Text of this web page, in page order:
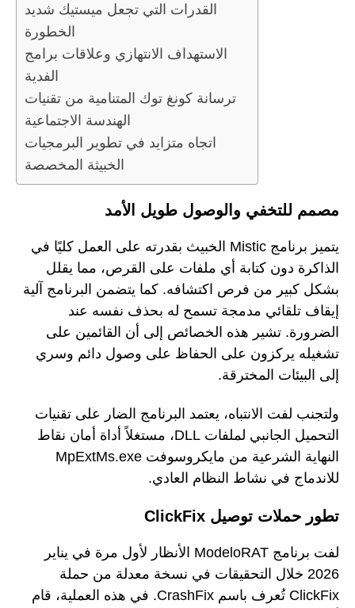
القدرات التي تجعل ميستيك شديد
الخطورة
الاستهداف الانتهازي وعلاقات برامج
الفدية
ترسانة كونغ توك المتنامية من تقنيات
الهندسة الاجتماعية
اتجاه متزايد في تطوير البرمجيات
الخبيثة المخصصة
مصمم للتخفي والوصول طويل الأمد
يتميز برنامج Mistic الخبيث بقدرته على العمل كليًا في
الذاكرة دون كتابة أي ملفات على القرص، مما يقلل
بشكل كبير من فرص اكتشافه. كما يتضمن البرنامج آلية
إيقاف تلقائي مدمجة تسمح له بحذف نفسه عند
الضرورة. تشير هذه الخصائص إلى أن القائمين على
تشغيله يركزون على الحفاظ على وصول دائم وسري
إلى البيئات المخترقة.
ولتجنب لفت الانتباه، يعتمد البرنامج الضار على تقنيات
التحميل الجانبي لملفات DLL، مستغلاً أداة أمان نقاط
النهاية الشرعية من مايكروسوفت MpExtMs.exe
للاندماج في نشاط النظام العادي.
تطور حملات توصيل ClickFix
لفت برنامج ModeloRAT الأنظار لأول مرة في يناير
2026 خلال التحقيقات في نسخة معدلة من حملة
ClickFix تُعرف باسم CrashFix. في هذه العملية، قام